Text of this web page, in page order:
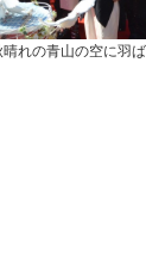
れの青山の空に羽